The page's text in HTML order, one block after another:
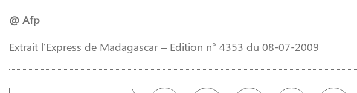
@ Afp
Extrait l’Express de Madagascar – Edition n° 4353 du 08-07-2009